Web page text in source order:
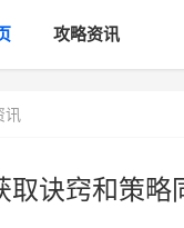
攻略资讯
讯
取诀窍和策略